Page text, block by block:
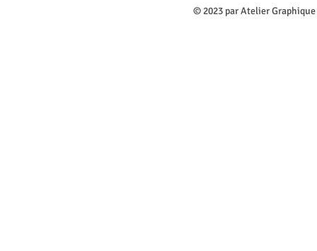
​© 2023 par Atelier